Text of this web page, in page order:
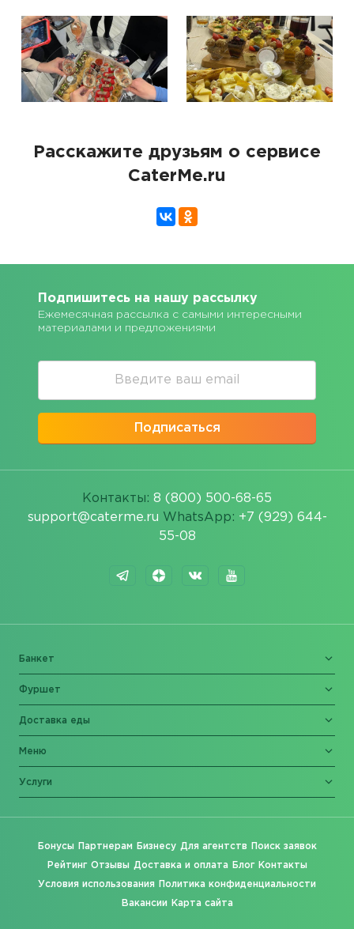
Расскажите друзьям о сервисе
CaterMe.ru
Подпишитесь на нашу рассылку
Ежемесячная рассылка с самыми интересными
материалами и предложениями
Подписаться
Контакты: 8 (800) 500-68-65
support@caterme.ru WhatsApp: +7 (929) 644-
55-08
Банкет
Фуршет
Доставка еды
Меню
Услуги
Бонусы Партнерам Бизнесу Для агентств Поиск заявок
Рейтинг Отзывы Доставка и оплата Блог Контакты
Условия использования Политика конфиденциальности
Вакансии Карта сайта